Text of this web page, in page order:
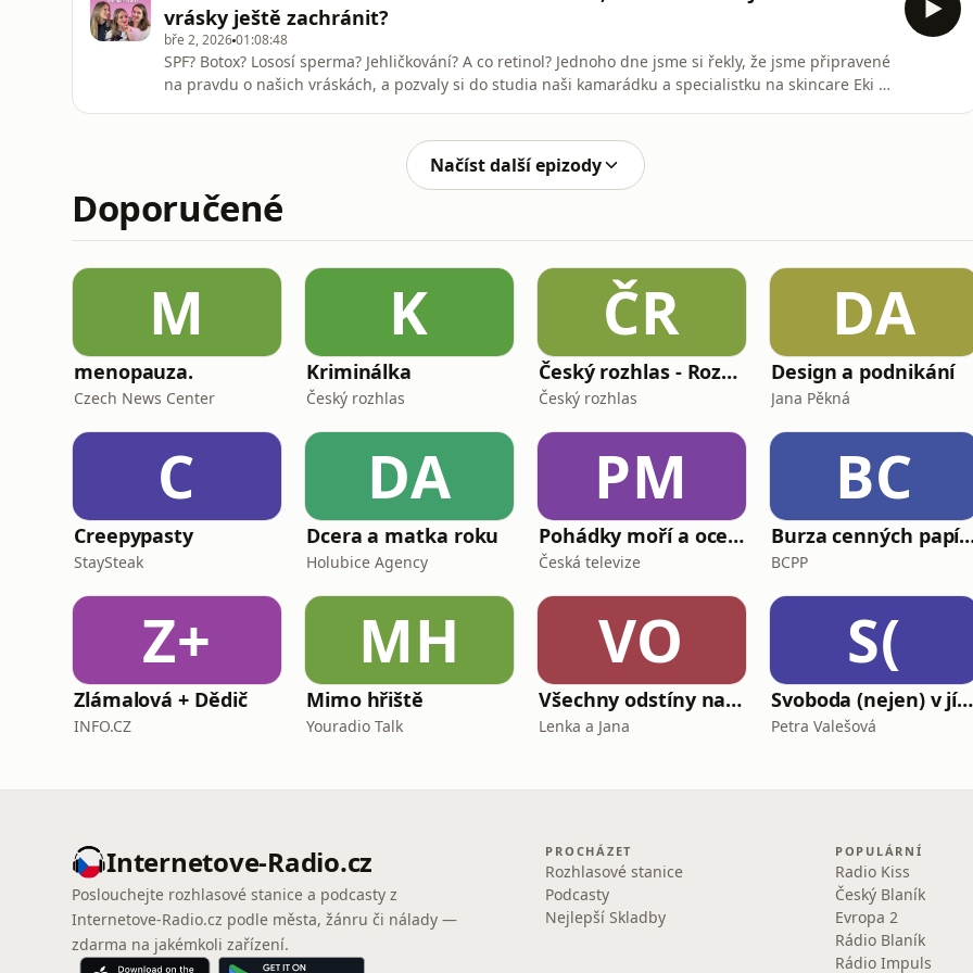
vrásky ještě zachránit?
bře 2, 202601:08:48
SPF? Botox? Lososí sperma? Jehličkování? A co retinol? Jednoho dne jsme si řekly, že jsme připravené
na pravdu o našich vráskách, a pozvaly si do studia naši kamarádku a specialistku na skincare Eki –
Načíst další epizody
Doporučené
M
menopauza.
Czech News Center
K
Kriminálka
Český rozhlas
ČR
Český rozhlas - Rozhovory
Český rozhlas
DA
Design a podnikání
Jana Pěkná
C
Creepypasty
StaySteak
DA
Dcera a matka roku
Holubice Agency
PM
Pohádky moří a oceánů
Česká televize
BC
Burza cenných
BCPP
Z+
Zlámalová + Dědič
INFO.CZ
MH
Mimo hřiště
Youradio Talk
VO
Všechny odstíny narcismu
Lenka a Jana
S(
Svoboda (nejen) v jídle
Petra Valešová
Internetove-Radio.cz
Poslouchejte rozhlasové stanice a podcasty z
Internetove-Radio.cz podle města, žánru či nálady —
zdarma na jakémkoli zařízení.
PROCHÁZET
Rozhlasové stanice
Podcasty
Nejlepší Skladby
POPULÁRNÍ
Radio Kiss
Český Blaník
Evropa 2
Rádio Blaník
Rádio Impuls